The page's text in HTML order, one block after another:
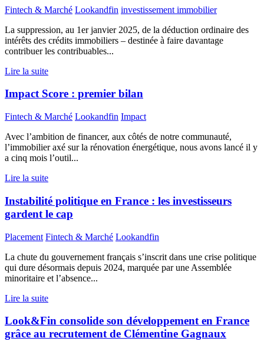
Fintech & Marché Lookandfin investissement immobilier
La suppression, au 1er janvier 2025, de la déduction ordinaire des
intérêts des crédits immobiliers – destinée à faire davantage
contribuer les contribuables...
Lire la suite
Impact Score : premier bilan
Fintech & Marché Lookandfin Impact
Avec l’ambition de financer, aux côtés de notre communauté,
l’immobilier axé sur la rénovation énergétique, nous avons lancé il y
a cinq mois l’outil...
Lire la suite
Instabilité politique en France : les investisseurs
gardent le cap
Placement Fintech & Marché Lookandfin
La chute du gouvernement français s’inscrit dans une crise politique
qui dure désormais depuis 2024, marquée par une Assemblée
minoritaire et l’absence...
Lire la suite
Look&Fin consolide son développement en France
grâce au recrutement de Clémentine Gagnaux